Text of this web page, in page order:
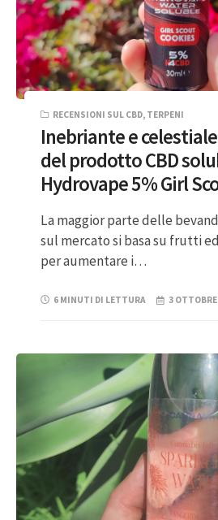
RECENSIONI SUL CBD, TERPENI
Inebriante e
del prodotto CBD
Hydrovape 5% Girl
La maggior parte delle
sul mercato si basa su frutti
per aumentare i…
6 MINUTI DI LETTURA 3